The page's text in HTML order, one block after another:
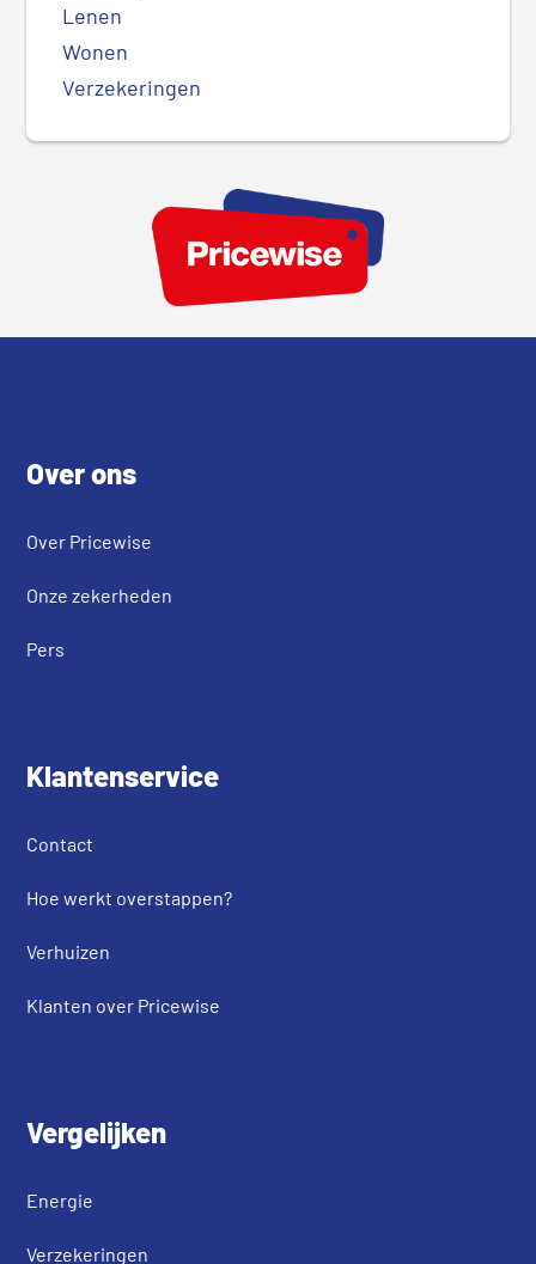
Lenen
Wonen
Verzekeringen
Over ons
Over Pricewise
Onze zekerheden
Pers
Klantenservice
Contact
Hoe werkt overstappen?
Verhuizen
Klanten over Pricewise
Vergelijken
Energie
Verzekeringen